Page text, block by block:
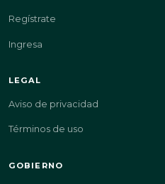
Regístrate
Ingresa
LEGAL
Aviso de privacidad
Términos de uso
GOBIERNO